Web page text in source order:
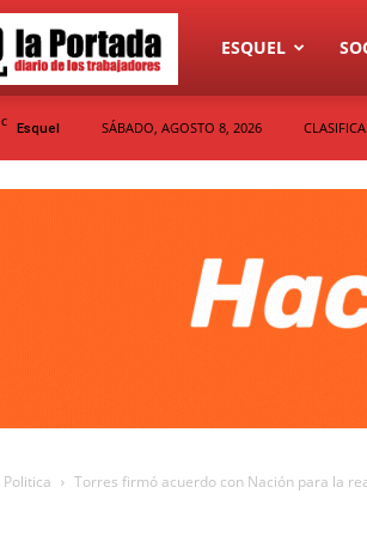
Diario
ESQUEL
C Esquel SÁBADO, AGOSTO 8, 2026
Politica Torres firmó acuerdo con Nación para la